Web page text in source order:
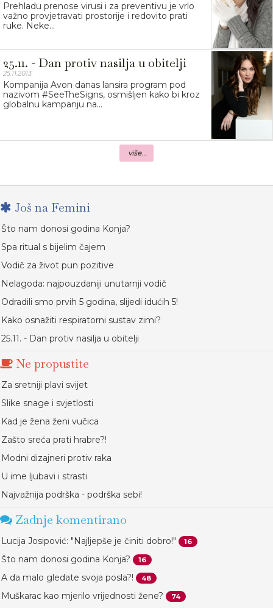
Prehladu prenose virusi i za preventivu je vrlo
važno provjetravati prostorije i redovito prati
ruke. Neke...
25.11. - Dan protiv nasilja u obitelji
25.11.2013.
Kompanija Avon danas lansira program pod
nazivom #SeeTheSigns, osmišljen kako bi kroz
globalnu kampanju na...
više...
Još na Femini
Što nam donosi godina Konja?
Spa ritual s bijelim čajem
Vodič za život pun pozitive
Nelagoda: najpouzdaniji unutarnji vodič
Odradili smo prvih 5 godina, slijedi idućih 5!
Kako osnažiti respiratorni sustav zimi?
25.11. - Dan protiv nasilja u obitelji
Ne propustite
Za sretniji plavi svijet
Slike snage i svjetlosti
Kad je žena ženi vučica
Zašto sreća prati hrabre?!
Modni dizajneri protiv raka
U ime ljubavi i strasti
Najvažnija podrška - podrška sebi!
Zadnje komentirano
Lucija Josipović: "Najljepše je činiti dobro!" 16
Što nam donosi godina Konja? 16
A da malo gledate svoja posla?! 48
Muškarac kao mjerilo vrijednosti žene? 74